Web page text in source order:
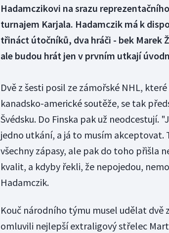
Hadamczikovi na srazu
turnajem Karjala. Hadamczik má k
třináct útočníků, dva hráči - bek Marek
ale budou hrát jen v prvním utkají
Dvě z šesti posil ze zámořské NHL,
kanadsko-americké soutěže, se tak
Švédsku. Do Finska pak už neodcestují.
jedno utkání, a já to musím akceptovat.
všechny zápasy, ale pak do toho přišla
kvalit, a kdyby řekli, že nepojedou,
Hadamczik.
Kouč národního týmu musel udělat dvě
omluvili nejlepší extraligový střelec